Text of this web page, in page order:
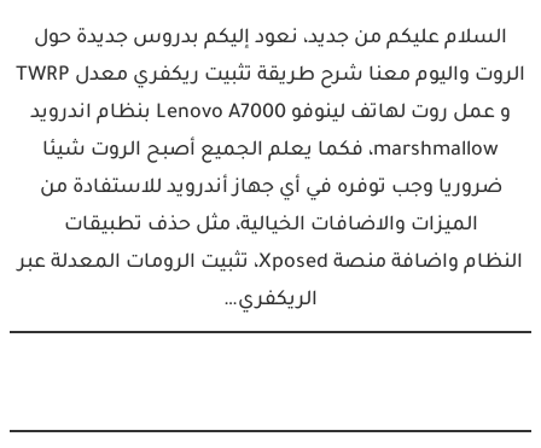
السلام عليكم من جديد، نعود إليكم بدروس جديدة حول
الروت واليوم معنا شرح طريقة تثبيت ريكفري معدل TWRP
و عمل روت لهاتف لينوفو Lenovo A7000 بنظام اندرويد
marshmallow، فكما يعلم الجميع أصبح الروت شيئا
ضروريا وجب توفره في أي جهاز أندرويد للاستفادة من
الميزات والاضافات الخيالية، مثل حذف تطبيقات
النظام واضافة منصة Xposed، تثبيت الرومات المعدلة عبر
الريكفري…